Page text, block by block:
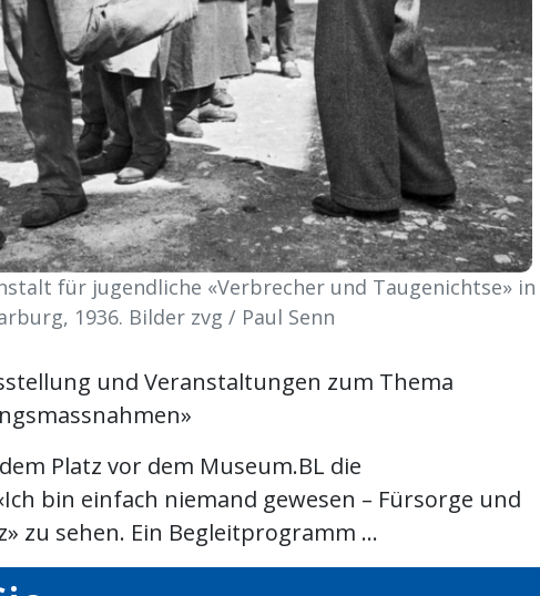
für jugendliche «Verbrecher und Taugenichtse» in
1936. Bilder zvg / Paul Senn
und Veranstaltungen zum Thema
Platz vor dem Museum.BL die
bin einfach niemand gewesen – Fürsorge und
zu sehen. Ein Begleitprogramm ...